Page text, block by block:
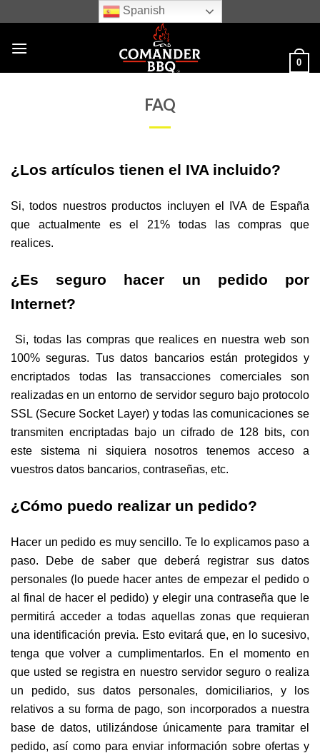
to
content
Spanish
0
FAQ
¿Los artículos tienen el IVA incluido?
Si, todos nuestros productos incluyen el IVA de España
que actualmente es el 21% todas las compras que
realices.
¿Es seguro hacer un pedido por
Internet?
Si, todas las compras que realices en nuestra web son
100% seguras. Tus datos bancarios están protegidos y
encriptados todas las transacciones comerciales son
realizadas en un entorno de servidor seguro bajo protocolo
SSL (Secure Socket Layer) y todas las comunicaciones se
transmiten encriptadas bajo un cifrado de 128 bits, con
este sistema ni siquiera nosotros tenemos acceso a
vuestros datos bancarios, contraseñas, etc.
¿Cómo puedo realizar un pedido?
Hacer un pedido es muy sencillo. Te lo explicamos paso a
paso. Debe de saber que deberá registrar sus datos
personales (lo puede hacer antes de empezar el pedido o
al final de hacer el pedido) y elegir una contraseña que le
permitirá acceder a todas aquellas zonas que requieran
una identificación previa. Esto evitará que, en lo sucesivo,
tenga que volver a cumplimentarlos. En el momento en
que usted se registra en nuestro servidor seguro o realiza
un pedido, sus datos personales, domiciliarios, y los
relativos a su forma de pago, son incorporados a nuestra
base de datos, utilizándose únicamente para tramitar el
pedido, así como para enviar información sobre ofertas y